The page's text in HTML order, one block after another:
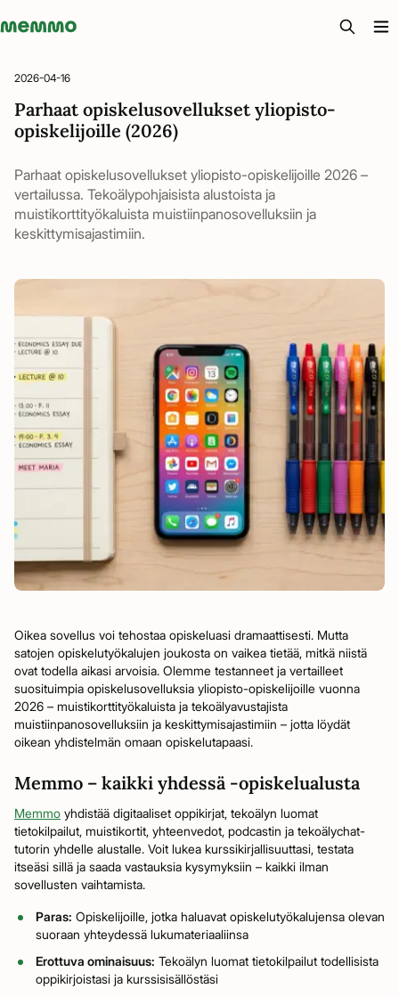
Memmo - AI-verktyg och digital kurslitteratur
2026-04-16
Parhaat opiskelusovellukset yliopisto-
opiskelijoille (2026)
Parhaat opiskelusovellukset yliopisto-opiskelijoille 2026 –
vertailussa. Tekoälypohjaisista alustoista ja
muistikorttityökaluista muistiinpanosovelluksiin ja
keskittymisajastimiin.
Oikea sovellus voi tehostaa opiskeluasi dramaattisesti. Mutta
satojen opiskelutyökalujen joukosta on vaikea tietää, mitkä niistä
ovat todella aikasi arvoisia. Olemme testanneet ja vertailleet
suosituimpia opiskelusovelluksia yliopisto-opiskelijoille vuonna
2026 – muistikorttityökaluista ja tekoälyavustajista
muistiinpanosovelluksiin ja keskittymisajastimiin – jotta löydät
oikean yhdistelmän omaan opiskelutapaasi.
Memmo – kaikki yhdessä -opiskelualusta
Memmo yhdistää digitaaliset oppikirjat, tekoälyn luomat
tietokilpailut, muistikortit, yhteenvedot, podcastin ja tekoälychat-
tutorin yhdelle alustalle. Voit lukea kurssikirjallisuuttasi, testata
itseäsi sillä ja saada vastauksia kysymyksiin – kaikki ilman
sovellusten vaihtamista.
Paras: Opiskelijoille, jotka haluavat opiskelutyökalujensa olevan
suoraan yhteydessä lukumateriaaliinsa
Erottuva ominaisuus: Tekoälyn luomat tietokilpailut todellisista
oppikirjoistasi ja kurssisisällöstäsi